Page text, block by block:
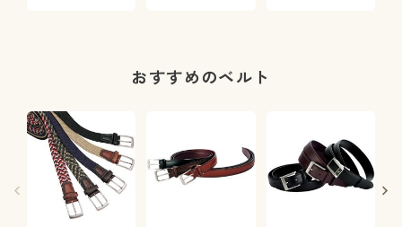
おすすめのベルト